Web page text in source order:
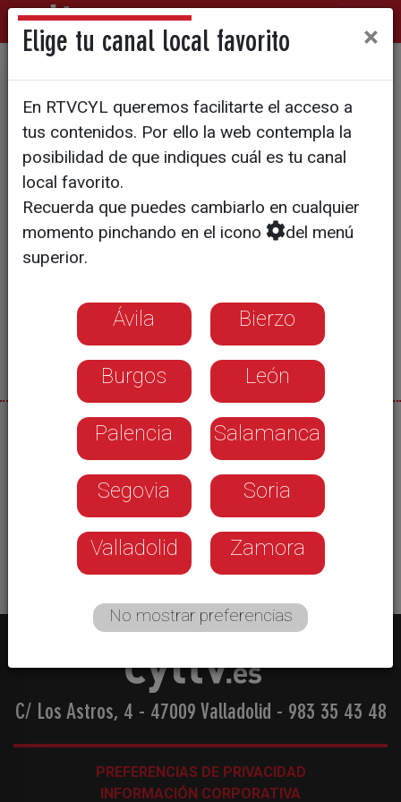
Altas y bajas del CD Zamarat
24/06/2026
Repaso a los movimientos del Club Deportivo
Zamarat en el mercado de fichajes. Todavía no ha
fichado a ninguna jugadora, pero dice adiós, por
ahora, hasta a siete.
C/ Los Astros, 4 - 47009 Valladolid - 983 35 43 48
PREFERENCIAS DE PRIVACIDAD
INFORMACIÓN CORPORATIVA
Elige tu canal local favorito ×
En RTVCYL queremos facilitarte el acceso a
tus contenidos. Por ello la web contempla la
posibilidad de que indiques cuál es tu canal
local favorito.
Recuerda que puedes cambiarlo en cualquier
momento pinchando en el icono
del menú
superior.
Ávila Bierzo
Burgos León
Palencia Salamanca
Segovia Soria
Valladolid Zamora
No mostrar preferencias